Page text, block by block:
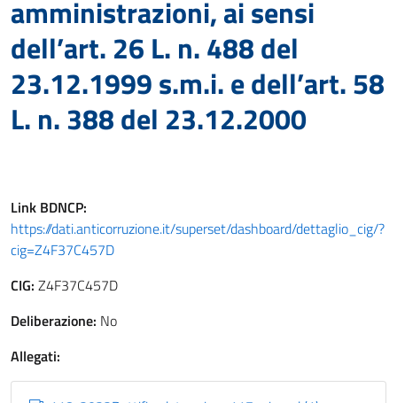
amministrazioni, ai sensi
dell’art. 26 L. n. 488 del
23.12.1999 s.m.i. e dell’art. 58
L. n. 388 del 23.12.2000
Link BDNCP:
https://dati.anticorruzione.it/superset/dashboard/dettaglio_cig/?
cig=Z4F37C457D
CIG: Z4F37C457D
Deliberazione: No
Allegati: